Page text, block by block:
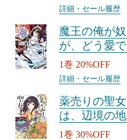
詳細・セール履歴
魔王の俺が
が、どう愛
1巻 20%OFF
詳細・セール履歴
薬売りの聖
は、辺境の
1巻 30%OFF